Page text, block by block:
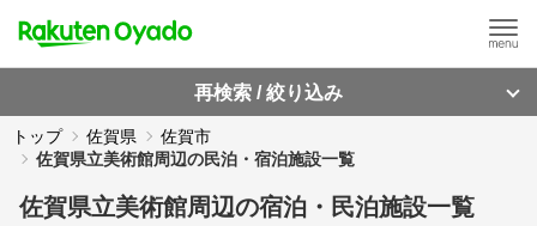
再検索 / 絞り込み
トップ 佐賀県
佐賀市
佐賀県立美術館周辺の民泊・宿泊施設一覧
佐賀県立美術館周辺の宿泊・民泊施設一覧